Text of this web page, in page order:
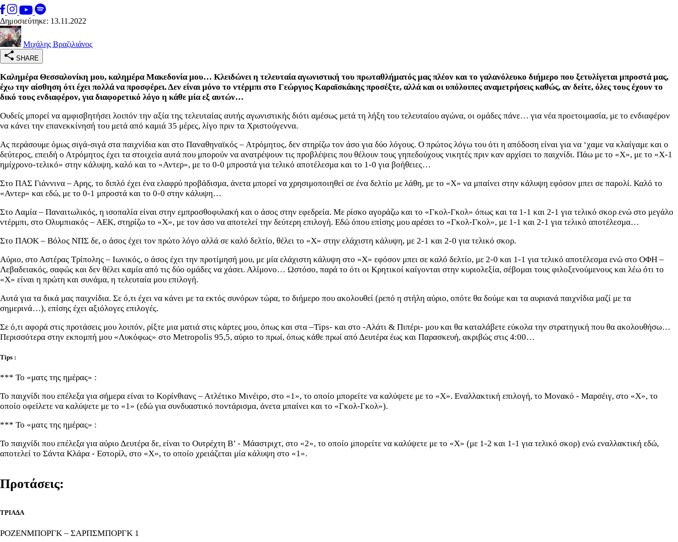
Δημοσιεύτηκε: 13.11.2022
Μιχάλης Βραζιλιάνος
SHARE
Καλημέρα Θεσσαλονίκη μου, καλημέρα Μακεδονία μου… Κλειδώνει η τελευταία αγωνιστική του πρωταθλήματός μας πλέον και το γαλανόλευκο διήμερο που ξετυλίγεται μπροστά μας,
έχω την αίσθηση ότι έχει πολλά να προσφέρει. Δεν είναι μόνο το ντέρμπι στο Γεώργιος Καραϊσκάκης προσέξτε, αλλά και οι υπόλοιπες αναμετρήσεις καθώς, αν δείτε, όλες τους έχουν το
δικό τους ενδιαφέρον, για διαφορετικό λόγο η κάθε μία εξ αυτών…
Ουδείς μπορεί να αμφισβητήσει λοιπόν την αξία της τελευταίας αυτής αγωνιστικής διότι αμέσως μετά τη λήξη του τελευταίου αγώνα, οι ομάδες πάνε… για νέα προετοιμασία, με το ενδιαφέρον
να κάνει την επανεκκίνησή του μετά από καμιά 35 μέρες, λίγο πριν τα Χριστούγεννα.
Ας περάσουμε όμως σιγά-σιγά στα παιχνίδια και στο Παναθηναϊκός – Ατρόμητος, δεν στηρίζω τον άσο για δύο λόγους. Ο πρώτος λόγω του ότι η απόδοση είναι για να ‘χαμε να κλαίγαμε και ο
δεύτερος, επειδή ο Ατρόμητος έχει τα στοιχεία αυτά που μπορούν να ανατρέψουν τις προβλέψεις που θέλουν τους γηπεδούχους νικητές πριν καν αρχίσει το παιχνίδι. Πάω με το «Χ», με το «Χ-1
ημίχρονο-τελικό» στην κάλυψη, καλό και το «Αντερ», με το 0-0 μπροστά για τελικό αποτέλεσμα και το 1-0 για βοήθειες…
Στο ΠΑΣ Γιάννινα – Αρης, το διπλό έχει ένα ελαφρύ προβάδισμα, άνετα μπορεί να χρησιμοποιηθεί σε ένα δελτίο με λάθη, με το «Χ» να μπαίνει στην κάλυψη εφόσον μπει σε παρολί. Καλό το
«Αντερ» και εδώ, με το 0-1 μπροστά και το 0-0 στην κάλυψη…
Στο Λαμία – Παναιτωλικός, η ισοπαλία είναι στην εμπροσθοφυλακή και ο άσος στην εφεδρεία. Με ρίσκο αγοράζω και το «Γκολ-Γκολ» όπως και τα 1-1 και 2-1 για τελικό σκορ ενώ στο μεγάλο
ντέρμπι, στο Ολυμπιακός – ΑΕΚ, στηρίζω το «Χ», με τον άσο να αποτελεί την δεύτερη επιλογή. Εδώ όπου επίσης μου αρέσει το «Γκολ-Γκολ», με 1-1 και 2-1 για τελικό αποτέλεσμα…
Στο ΠΑΟΚ – Βόλος ΝΠΣ δε, ο άσος έχει τον πρώτο λόγο αλλά σε καλό δελτίο, θέλει το «Χ» στην ελάχιστη κάλυψη, με 2-1 και 2-0 για τελικό σκορ.
Αύριο, στο Αστέρας Τρίπολης – Ιωνικός, ο άσος έχει την προτίμησή μου, με μία ελάχιστη κάλυψη στο «Χ» εφόσον μπει σε καλό δελτίο, με 2-0 και 1-1 για τελικό αποτέλεσμα ενώ στο ΟΦΗ –
Λεβαδειακός, σαφώς και δεν θέλει καμία από τις δύο ομάδες να χάσει. Αλίμονο… Ωστόσο, παρά το ότι οι Κρητικοί καίγονται στην κυριολεξία, σέβομαι τους φιλοξενούμενους και λέω ότι το
«Χ» είναι η πρώτη και συνάμα, η τελευταία μου επιλογή.
Αυτά για τα δικά μας παιχνίδια. Σε ό,τι έχει να κάνει με τα εκτός συνόρων τώρα, το διήμερο που ακολουθεί (ρεπό η στήλη αύριο, οπότε θα δούμε και τα αυριανά παιχνίδια μαζί με τα
σημερινά…), επίσης έχει αξιόλογες επιλογές.
Σε ό,τι αφορά στις προτάσεις μου λοιπόν, ρίξτε μια ματιά στις κάρτες μου, όπως και στα –Τips- και στο -Αλάτι & Πιπέρι- μου και θα καταλάβετε εύκολα την στρατηγική που θα ακολουθήσω…
Περισσότερα στην εκπομπή μου «Λυκόφως» στο Metropolis 95,5, αύριο το πρωί, όπως κάθε πρωί από Δευτέρα έως και Παρασκευή, ακριβώς στις 4:00…
Τips :
*** Το «ματς της ημέρας» :
Το παιχνίδι που επέλεξα για σήμερα είναι το Κορίνθιανς – Ατλέτικο Μινέιρο, στο «1», το οποίο μπορείτε να καλύψετε με το «Χ». Εναλλακτική επιλογή, το Μονακό - Μαρσέιγ, στο «Χ», το
οποίο οφείλετε να καλύψετε με το «1» (εδώ για συνδυαστικό ποντάρισμα, άνετα μπαίνει και το «Γκολ-Γκολ»).
*** Το «ματς της ημέρας» :
Το παιχνίδι που επέλεξα για αύριο Δευτέρα δε, είναι το Ουτρέχτη Β’ - Μάαστριχτ, στο «2», το οποίο μπορείτε να καλύψετε με το «Χ» (με 1-2 και 1-1 για τελικό σκορ) ενώ εναλλακτική εδώ,
αποτελεί το Σάντα Κλάρα - Εστορίλ, στο «Χ», το οποίο χρειάζεται μία κάλυψη στο «1».
Προτάσεις:
ΤΡΙΑΔΑ
ΡΟΖΕΝΜΠΟΡΓΚ – ΣΑΡΠΣΜΠΟΡΓΚ 1